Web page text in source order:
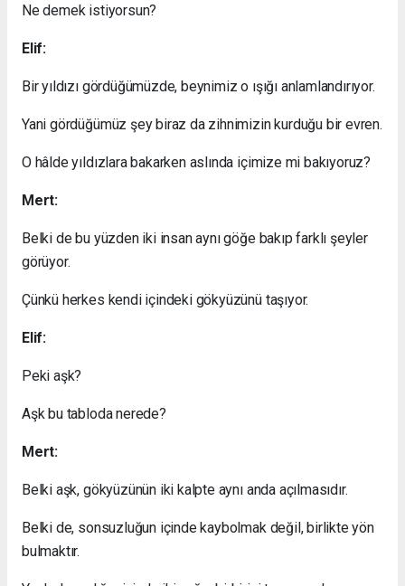
Ne demek istiyorsun?
Elif:
Bir yıldızı gördüğümüzde, beynimiz o ışığı anlamlandırıyor.
Yani gördüğümüz şey biraz da zihnimizin kurduğu bir evren.
O hâlde yıldızlara bakarken aslında içimize mi bakıyoruz?
Mert:
Belki de bu yüzden iki insan aynı göğe bakıp farklı şeyler
görüyor.
Çünkü herkes kendi içindeki gökyüzünü taşıyor.
Elif:
Peki aşk?
Aşk bu tabloda nerede?
Mert:
Belki aşk, gökyüzünün iki kalpte aynı anda açılmasıdır.
Belki de, sonsuzluğun içinde kaybolmak değil, birlikte yön
bulmaktır.